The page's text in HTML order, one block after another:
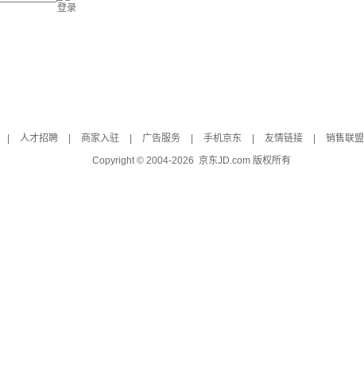
登录
人才招聘 商家入驻 广告服务 手机京东 友情链接 销售联盟
Copyright © 2004-2026 京东JD.com 版权所有